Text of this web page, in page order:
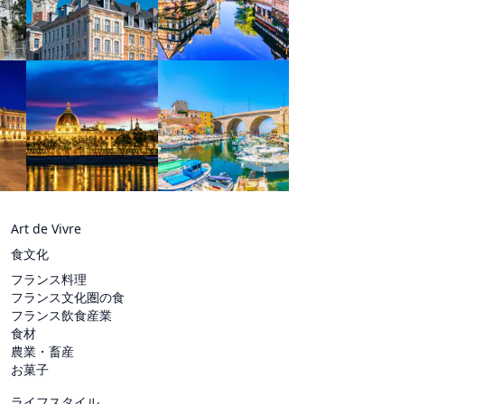
Art de Vivre
食文化
フランス料理
フランス文化圏の食
フランス飲食産業
食材
農業・畜産
お菓子